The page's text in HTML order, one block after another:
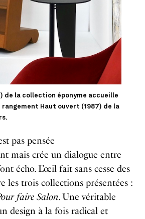
de la collection éponyme accueille
Haut ouvert (1987) de la
pas pensée
mais crée un dialogue entre
écho. L’œil fait sans cesse des
les trois collections présentées :
faire Salon. Une véritable
design à la fois radical et